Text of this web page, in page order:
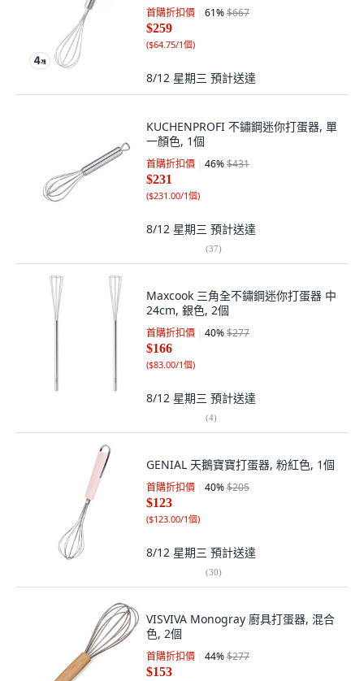
首購折扣價 61%$667
$259
($64.75/1個)
8/12 星期三 預計送達
KUCHENPROFI 不鏽鋼迷你打蛋器, 單
一顏色, 1個
首購折扣價 46%$431
$231
($231.00/1個)
8/12 星期三 預計送達
(37)
Maxcook 三角全不鏽鋼迷你打蛋器 中
24cm, 銀色, 2個
首購折扣價 40%$277
$166
($83.00/1個)
8/12 星期三 預計送達
(4)
GENIAL 天鵝寶寶打蛋器, 粉紅色, 1個
首購折扣價 40%$205
$123
($123.00/1個)
8/12 星期三 預計送達
(30)
VISVIVA Monogray 廚具打蛋器, 混合
色, 2個
首購折扣價 44%$277
$153